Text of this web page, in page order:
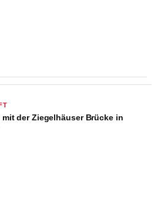
mit der Ziegelhäuser Brücke in